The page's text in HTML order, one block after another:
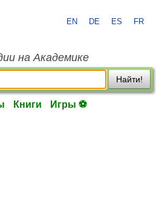
EN DE ES FR
на Академике
Найти!
Книги Игры ⚽